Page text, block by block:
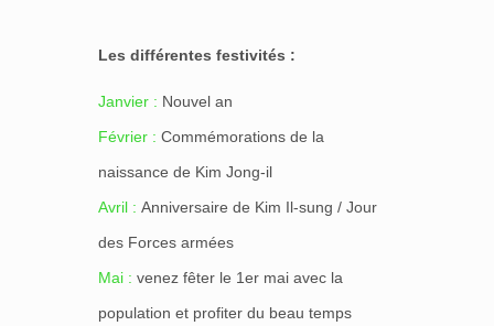
Les différentes festivités :
Janvier : Nouvel an
Février : Commémorations de la
naissance de Kim Jong-il
Avril : Anniversaire de Kim Il-sung / Jour
des Forces armées
Mai : venez fêter le 1er mai avec la
population et profiter du beau temps